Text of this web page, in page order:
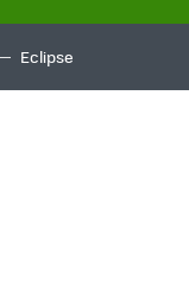
Eclipse